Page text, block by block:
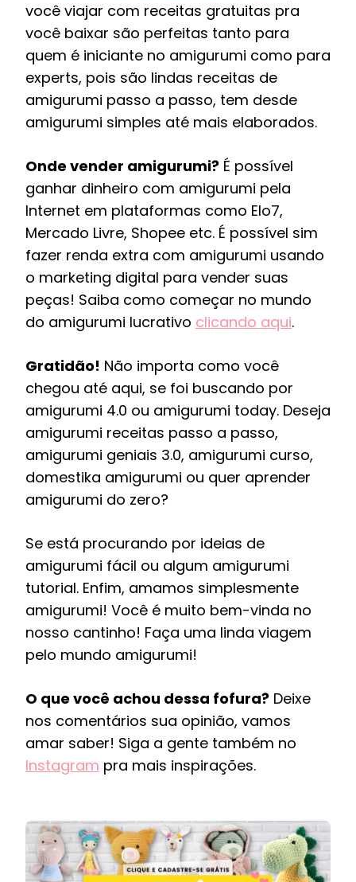
você viajar com receitas gratuitas pra
você baixar são perfeitas tanto para
quem é iniciante no amigurumi como para
experts, pois são lindas receitas de
amigurumi passo a passo, tem desde
amigurumi simples até mais elaborados.
Onde vender amigurumi? É possível
ganhar dinheiro com amigurumi pela
Internet em plataformas como Elo7,
Mercado Livre, Shopee etc. É possível sim
fazer renda extra com amigurumi usando
o marketing digital para vender suas
peças! Saiba como começar no mundo
do amigurumi lucrativo clicando aqui.
Gratidão! Não importa como você
chegou até aqui, se foi buscando por
amigurumi 4.0 ou amigurumi today. Deseja
amigurumi receitas passo a passo,
amigurumi geniais 3.0, amigurumi curso,
domestika amigurumi ou quer aprender
amigurumi do zero?
Se está procurando por ideias de
amigurumi fácil ou algum amigurumi
tutorial. Enfim, amamos simplesmente
amigurumi! Você é muito bem-vinda no
nosso cantinho! Faça uma linda viagem
pelo mundo amigurumi!
O que você achou dessa fofura? Deixe
nos comentários sua opinião, vamos
amar saber! Siga a gente também no
Instagram pra mais inspirações.